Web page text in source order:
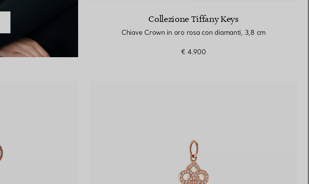
Collezione Tiffany Keys
Chiave Crown in oro rosa con diamanti, 3,8 cm
€ 4.900